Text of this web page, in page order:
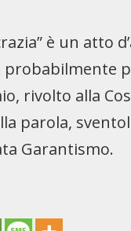
è un atto
rivolto alla
parola,
Garantismo.